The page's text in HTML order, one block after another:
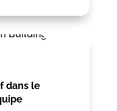
dans le